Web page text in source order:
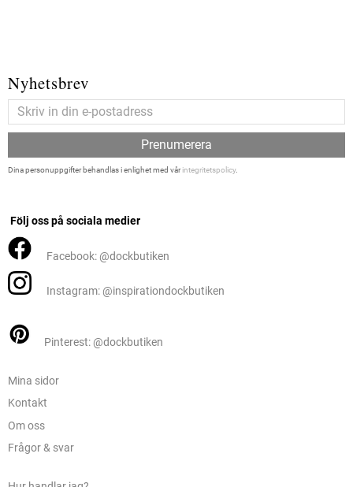
Nyhetsbrev
Prenumerera
Dina personuppgifter behandlas i enlighet med vårintegritetspolicy.
Följ oss på sociala medier
Facebook: @dockbutiken
Instagram: @inspirationdockbutiken
Pinterest: @dockbutiken
Mina sidor
Kontakt
Om oss
Frågor & svar